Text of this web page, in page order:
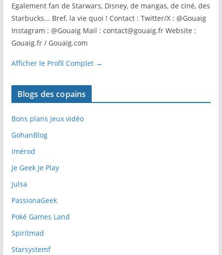
Egalement fan de Starwars, Disney, de mangas, de ciné, des
Starbucks... Bref, la vie quoi ! Contact : Twitter/X : @Gouaig
Instagram : @Gouaig Mail : contact@gouaig.fr Website :
Gouaig.fr / Gouaig.com
Afficher le Profil Complet →
Blogs des copains
Bons plans jeux vidéo
GohanBlog
Imérod
Je Geek Je Play
Julsa
PassionaGeek
Poké Games Land
Spiritmad
Starsystemf